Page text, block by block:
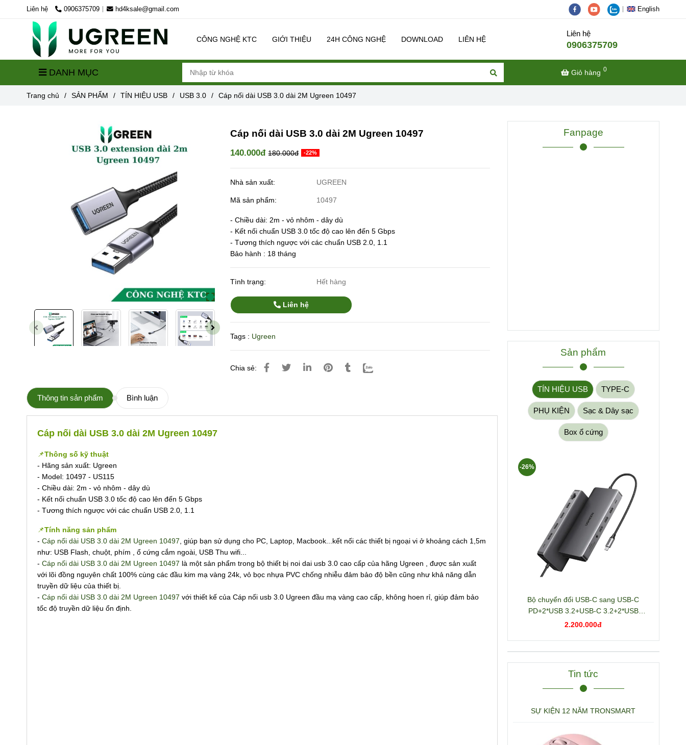
Liên hệ 0906375709 hd4ksale@gmail.com English
CÔNG NGHỆ KTC GIỚI THIỆU 24H CÔNG NGHỆ DOWNLOAD LIÊN HỆ
Liên hệ
0906375709
DANH MỤC Giỏ hàng 0
Trang chủ / SẢN PHẨM / TÍN HIỆU USB / USB 3.0 / Cáp nối dài USB 3.0 dài 2M Ugreen 10497
Cáp nối dài USB 3.0 dài 2M Ugreen 10497
140.000đ 180.000đ -22%
Nhà sản xuất: UGREEN
Mã sản phẩm: 10497
- Chiều dài: 2m - vỏ nhôm - dây dù
- Kết nối chuẩn USB 3.0 tốc độ cao lên đến 5 Gbps
- Tương thích ngược với các chuẩn USB 2.0, 1.1
Bảo hành : 18 tháng
Tình trạng: Hết hàng
Liên hệ
Tags : Ugreen
Chia sẻ:
Thông tin sản phẩm Bình luận
Cáp nối dài USB 3.0 dài 2M Ugreen 10497
📌Thông số kỹ thuật
- Hãng sản xuất: Ugreen
- Model: 10497 - US115
- Chiều dài: 2m - vỏ nhôm - dây dù
- Kết nối chuẩn USB 3.0 tốc độ cao lên đến 5 Gbps
- Tương thích ngược với các chuẩn USB 2.0, 1.1
📌Tính năng sản phẩm
- Cáp nối dài USB 3.0 dài 2M Ugreen 10497 , giúp bạn sử dụng cho PC, Laptop, Macbook...kết nối các thiết bị ngoại vi ở khoảng cách 1,5m
như: USB Flash, chuột, phím , ổ cứng cắm ngoài, USB Thu wifi...
- Cáp nối dài USB 3.0 dài 2M Ugreen 10497 là một sản phẩm trong bộ thiết bị noi dai usb 3.0 cao cấp của hãng Ugreen , được sản xuất
với lõi đồng nguyên chất 100% cùng các đầu kim mạ vàng 24k, vỏ bọc nhựa PVC chống nhiễu đảm bảo độ bền cũng như khả năng dẫn
truyền dữ liệu của thiết bị.
- Cáp nối dài USB 3.0 dài 2M Ugreen 10497 với thiết kế của Cáp nối usb 3.0 Ugreen đầu mạ vàng cao cấp, không hoen rỉ, giúp đảm bảo
tốc độ truyền dữ liệu ổn định.
Fanpage
Sản phẩm
TÍN HIỆU USB TYPE-C
PHỤ KIỆN Sạc & Dây sạc
Box ổ cứng
Bộ chuyển đổi USB-C sang USB-C
PD+2*USB 3.2+USB-C 3.2+2*USB
3.0+RJ45+2*HDMI+DP+SD/TF+3.5mm
2.200.000đ
-26%
Tin tức
SỰ KIỆN 12 NĂM TRONSMART